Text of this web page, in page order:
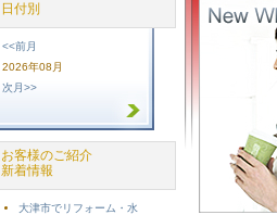
日付別
<<前月
2026年08月
次月>>
お客様のご紹介
新着情報
大津市でリフォーム・水